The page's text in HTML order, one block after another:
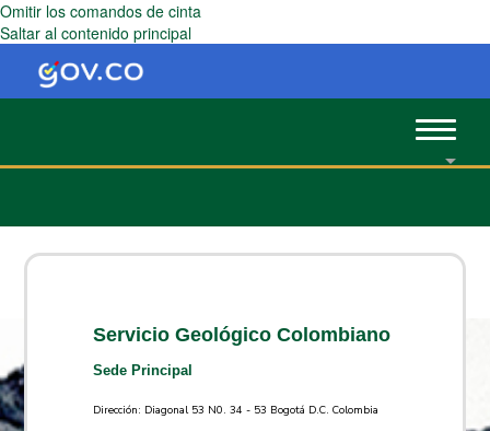
Omitir los comandos de cinta
Saltar al contenido principal
Toggle
Servicio Geológico Colombiano
Sede Principal
Dirección: Diagonal 53 N0. 34 - 53 Bogotá D.C. Colombia